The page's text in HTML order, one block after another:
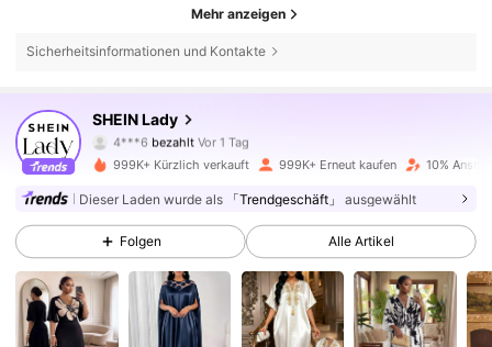
Mehr anzeigen
Sicherheitsinformationen und Kontakte
SHEIN Lady
4,79
603K Follower
bezahlt
j***6istVor 4 Stundengefolgt
4,79 603K Follower
4,79 603K Follower
999K+ Kürzlich verkauft 999K+ Erneut kaufen 10%
Dieser Laden wurde als 「Trendgeschäft」 ausgewählt
Folgen Alle Artikel